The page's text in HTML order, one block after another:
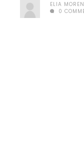
ELIA
0